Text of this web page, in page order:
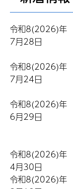
令和8(2026)年
7月28日
令和8(2026)年
7月24日
令和8(2026)年
6月29日
令和8(2026)年
4月30日
令和8(2026)年